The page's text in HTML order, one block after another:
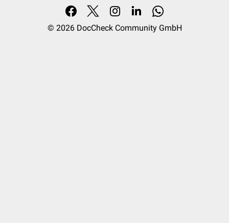
© 2026 DocCheck Community GmbH